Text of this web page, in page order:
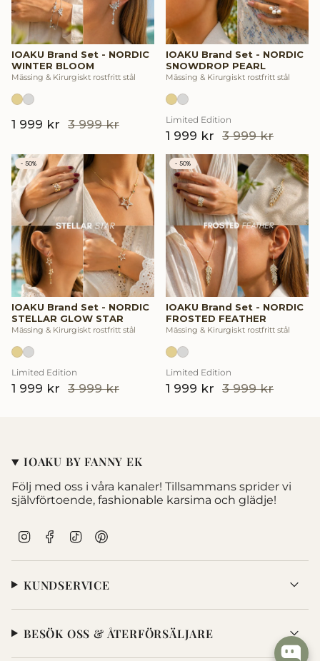
IOAKU Brand Set - NORDIC
WINTER BLOOM
Mässing & Kirurgiskt rostfritt stål
1 999 kr 3 999 kr
IOAKU Brand Set - NORDIC
SNOWDROP PEARL
Mässing & Kirurgiskt rostfritt stål
Limited Edition
1 999 kr 3 999 kr
- 50%
IOAKU Brand Set - NORDIC
STELLAR GLOW STAR
Mässing & Kirurgiskt rostfritt stål
Limited Edition
1 999 kr 3 999 kr
- 50%
IOAKU Brand Set - NORDIC
FROSTED FEATHER
Mässing & Kirurgiskt rostfritt stål
Limited Edition
1 999 kr 3 999 kr
IOAKU BY FANNY EK
Följ med oss i våra kanaler! Tillsammans sprider vi
självförtoende, fashionable karsima och glädje!
s
a
r
m
c
b
o
k
o
n
e
e
s
t
KUNDSERVICE
BESÖK OSS & ÅTERFÖRSÄLJARE